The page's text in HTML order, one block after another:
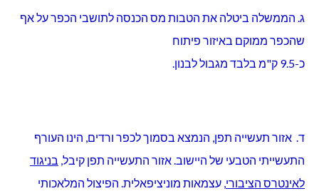
ג. הממשלה ביטלה את הטבות מס הכנסה לתושבי הכפר על אף
שהכפר ממוקם באיזור פיתוח
כ-9.5 ק"מ בלבד מגבול לבנון.
ד. אזור תעשייה תפן, הנמצא בסמוך לכפר ורדים, הינו העורף
התעשייתי הטבעי של היישוב. אזור התעשייה תפן קיבל, בניגוד
לאינטרס הציבורי, עצמאות מוניציפאלית. הפיצול המלאכותי